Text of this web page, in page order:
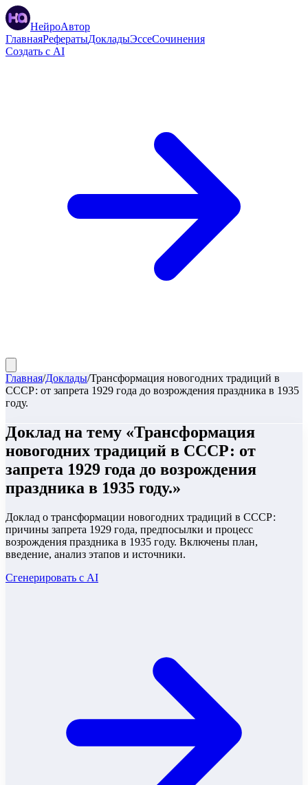
НейроАвтор
ГлавнаяРефератыДокладыЭссеСочинения
Создать с AI
Главная/Доклады/Трансформация новогодних традиций в
СССР: от запрета 1929 года до возрождения праздника в 1935
году.
Доклад на тему «Трансформация
новогодних традиций в СССР: от
запрета 1929 года до возрождения
праздника в 1935 году.»
Доклад о трансформации новогодних традиций в СССР:
причины запрета 1929 года, предпосылки и процесс
возрождения праздника в 1935 году. Включены план,
введение, анализ этапов и источники.
Сгенерировать с AI